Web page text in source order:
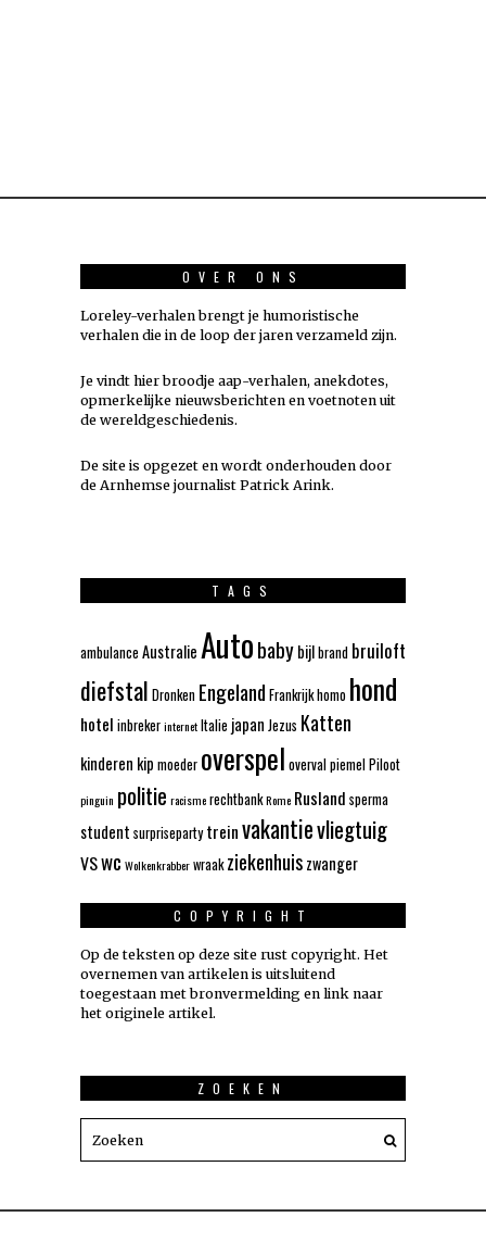
OVER ONS
Loreley-verhalen brengt je humoristische
verhalen die in de loop der jaren verzameld zijn.
Je vindt hier broodje aap-verhalen, anekdotes,
opmerkelijke nieuwsberichten en voetnoten uit
de wereldgeschiedenis.
De site is opgezet en wordt onderhouden door
de Arnhemse journalist Patrick Arink.
TAGS
ambulance AustralieAutobabybijlbrand bruiloft
diefstal Dronken Engeland Frankrijkhomo hond
hotel inbrekerinternetItalie japan Jezus Katten
kinderen kip moeder overspel overvalpiemelPiloot
pinguin politie racismerechtbankRome Rusland sperma
student surpriseparty treinvakantievliegtuig
VSwc Wolkenkrabberwraak ziekenhuiszwanger
COPYRIGHT
Op de teksten op deze site rust copyright. Het
overnemen van artikelen is uitsluitend
toegestaan met bronvermelding en link naar
het originele artikel.
ZOEKEN